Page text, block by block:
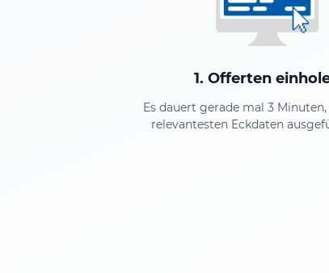
1. Offerten
Es dauert gerade mal 3 Minuten,
relevantesten Eckdaten